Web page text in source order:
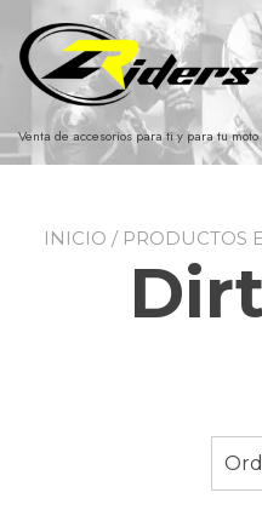
contenido
Venta de accesorios para ti y para tu moto
INICIO / PRODUCTOS